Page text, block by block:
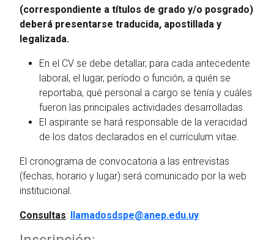
(correspondiente a títulos de grado y/o posgrado)
deberá presentarse traducida, apostillada y
legalizada.
En el CV se debe detallar, para cada antecedente
laboral, el lugar, período o función, a quién se
reportaba, qué personal a cargo se tenía y cuáles
fueron las principales actividades desarrolladas.
El aspirante se hará responsable de la veracidad
de los datos declarados en el currículum vitae.
El cronograma de convocatoria a las entrevistas
(fechas, horario y lugar) será comunicado por la web
institucional.
Consultas: llamadosdspe@anep.edu.uy